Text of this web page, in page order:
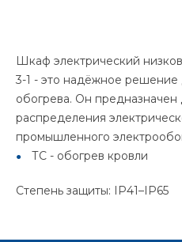
Шкаф электрический
3-1 - это надёжное решение
обогрева. Он предназначен
распределения
промышленного
ТС - обогрев кровли
Степень защиты: IP41–IP65